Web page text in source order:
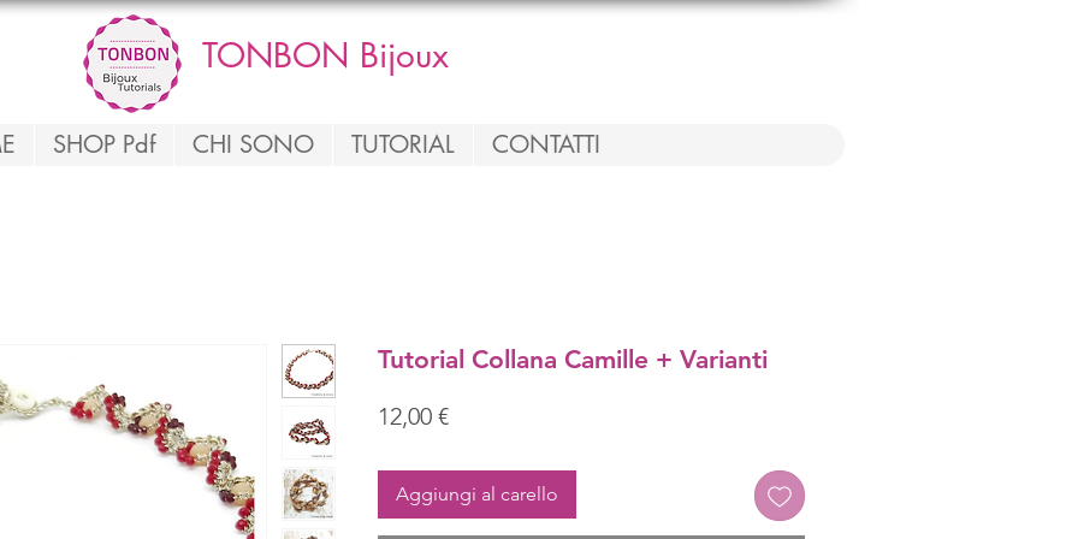
SHOP Pdf CHI SONO TUTORIAL CONTATTI
TONBON Bijoux
Tutorial Collana Camille + Varianti
12,00 €Prezzo
Aggiungi al carello